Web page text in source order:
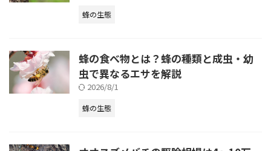
蜂の生態
蜂の食べ物とは？蜂の種類と成虫・幼
虫で異なるエサを解説
2026/8/1
蜂の生態